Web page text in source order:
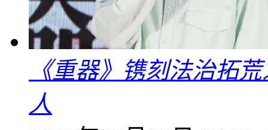
《重器》镌刻法治拓
人